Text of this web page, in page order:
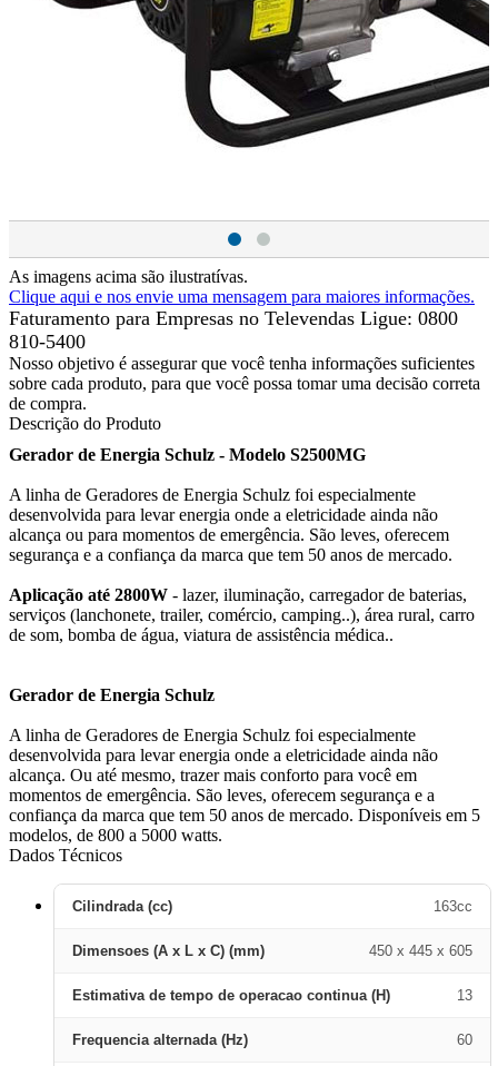
As imagens acima são ilustratívas.
Clique aqui e nos envie uma mensagem para maiores informações.
Faturamento para Empresas no Televendas Ligue: 0800
810-5400
Nosso objetivo é assegurar que você tenha informações suficientes
sobre cada produto, para que você possa tomar uma decisão correta
de compra.
Descrição do Produto
Gerador de Energia Schulz - Modelo S2500MG
A linha de Geradores de Energia Schulz foi especialmente
desenvolvida para levar energia onde a eletricidade ainda não
alcança ou para momentos de emergência. São leves, oferecem
segurança e a confiança da marca que tem 50 anos de mercado.
Aplicação até 2800W - lazer, iluminação, carregador de baterias,
serviços (lanchonete, trailer, comércio, camping..), área rural, carro
de som, bomba de água, viatura de assistência médica..
Gerador de Energia Schulz
A linha de Geradores de Energia Schulz foi especialmente
desenvolvida para levar energia onde a eletricidade ainda não
alcança. Ou até mesmo, trazer mais conforto para você em
momentos de emergência. São leves, oferecem segurança e a
confiança da marca que tem 50 anos de mercado. Disponíveis em 5
modelos, de 800 a 5000 watts.
Dados Técnicos
Cilindrada (cc) 163cc
Dimensoes (A x L x C) (mm) 450 x 445 x 605
Estimativa de tempo de operacao continua (H) 13
Frequencia alternada (Hz) 60